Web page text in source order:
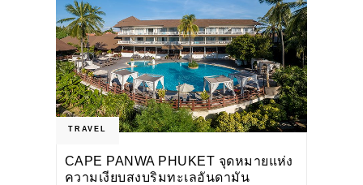
TRAVEL
CAPE PANWA PHUKET จุดหมายแห่ง
ความเงียบสงบริมทะเลอันดามัน